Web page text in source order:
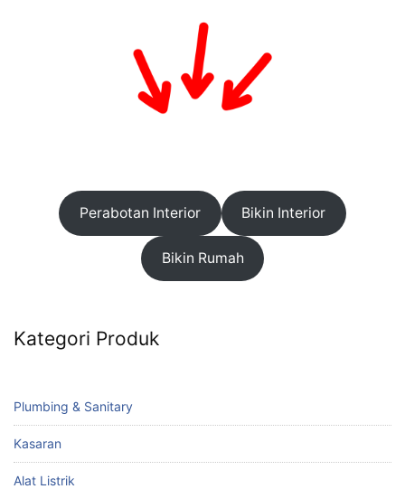
Perabotan Interior Bikin Interior
Bikin Rumah
Kategori Produk
Plumbing & Sanitary
Kasaran
Alat Listrik